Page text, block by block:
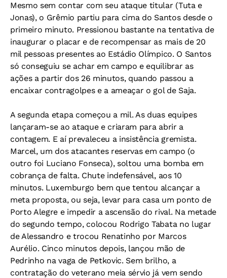
Mesmo sem contar com seu ataque titular (Tuta e
Jonas), o Grêmio partiu para cima do Santos desde o
primeiro minuto. Pressionou bastante na tentativa de
inaugurar o placar e de recompensar as mais de 20
mil pessoas presentes ao Estádio Olímpico. O Santos
só conseguiu se achar em campo e equilibrar as
ações a partir dos 26 minutos, quando passou a
encaixar contragolpes e a ameaçar o gol de Saja.
A segunda etapa começou a mil. As duas equipes
lançaram-se ao ataque e criaram para abrir a
contagem. E aí prevaleceu a insistência gremista.
Marcel, um dos atacantes reservas em campo (o
outro foi Luciano Fonseca), soltou uma bomba em
cobrança de falta. Chute indefensável, aos 10
minutos. Luxemburgo bem que tentou alcançar a
meta proposta, ou seja, levar para casa um ponto de
Porto Alegre e impedir a ascensão do rival. Na metade
do segundo tempo, colocou Rodrigo Tabata no lugar
de Alessandro e trocou Renatinho por Marcos
Aurélio. Cinco minutos depois, lançou mão de
Pedrinho na vaga de Petkovic. Sem brilho, a
contratação do veterano meia sérvio já vem sendo